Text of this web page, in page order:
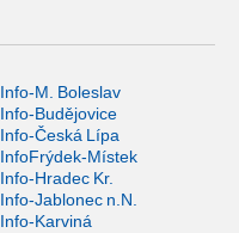
Info-M. Boleslav
Info-Budějovice
Info-Česká Lípa
InfoFrýdek-Místek
Info-Hradec Kr.
Info-Jablonec n.N.
Info-Karviná